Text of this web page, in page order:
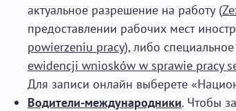
актуальное разрешение на работу (
предоставлении рабочих мест
powierzeniu pracy), либо специальное
ewidencji wniosków w sprawie pracy
Для записи онлайн выберете
Водители-международники. Чтобы